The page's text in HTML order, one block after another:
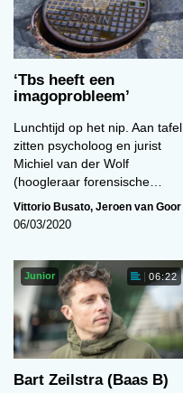
‘Tbs heeft een
imagoprobleem’
Lunchtijd op het nip. Aan tafel
zitten psycholoog en jurist
Michiel van der Wolf
(hoogleraar forensische…
Vittorio Busato, Jeroen van Goor
06/03/2020
Junior 06:22
Bart Zeilstra (Baas B)